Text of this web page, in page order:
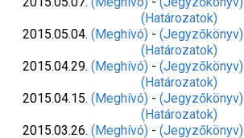
(Határozatok)
2015.05.04. (Meghívó) - (Jegyzőkönyv)
(Határozatok)
2015.04.29. (Meghívó) - (Jegyzőkönyv)
(Határozatok)
2015.04.15. (Meghívó) - (Jegyzőkönyv)
(Határozatok)
2015.03.26. (Meghívó) - (Jegyzőkönyv)